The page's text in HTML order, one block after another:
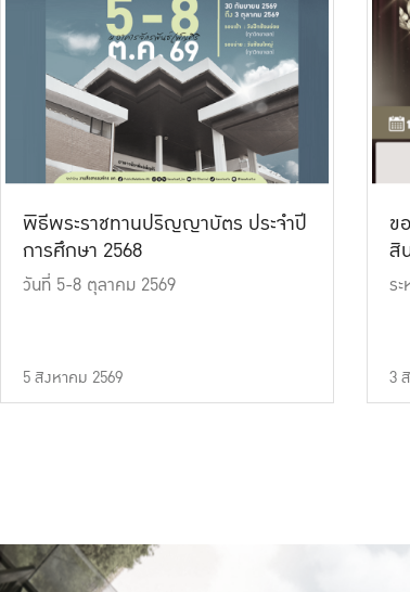
พิธีพระราชทานปริญญาบัตร ประจำปี
การศึกษา 2568
วันที่ 5-8 ตุลาคม 2569
5 สิงหาคม 2569
ข
สิ
ร
3